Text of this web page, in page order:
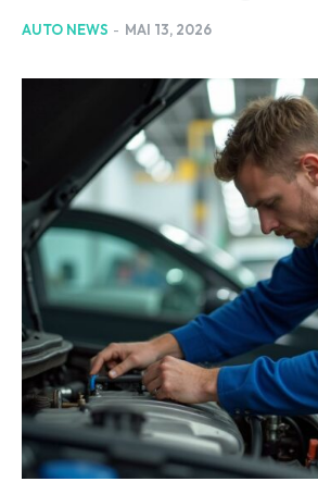
AUTO NEWS - MAI 13, 2026